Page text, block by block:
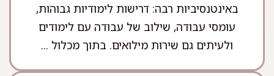
באינטנסיביות רבה: דרישות לימודיות גבוהות,
עומסי עבודה, שילוב של עבודה עם לימודים
ולעיתים גם שירות מילואים. בתוך מכלול ...